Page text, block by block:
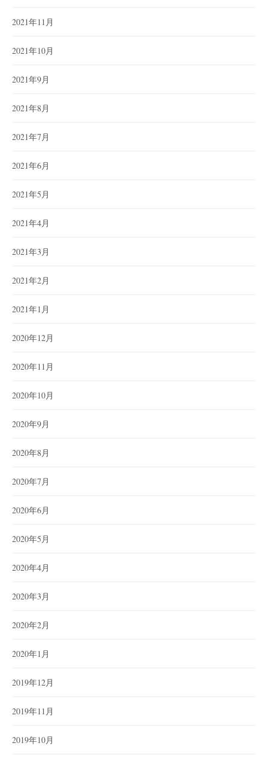
2021年11月
2021年10月
2021年9月
2021年8月
2021年7月
2021年6月
2021年5月
2021年4月
2021年3月
2021年2月
2021年1月
2020年12月
2020年11月
2020年10月
2020年9月
2020年8月
2020年7月
2020年6月
2020年5月
2020年4月
2020年3月
2020年2月
2020年1月
2019年12月
2019年11月
2019年10月